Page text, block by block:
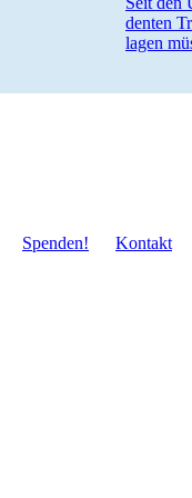
denten
lagen
Spenden! Kontakt